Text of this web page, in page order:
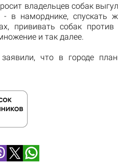
владельцев собак
- в наморднике, спускать
прививать собак
и так далее.
что в городе